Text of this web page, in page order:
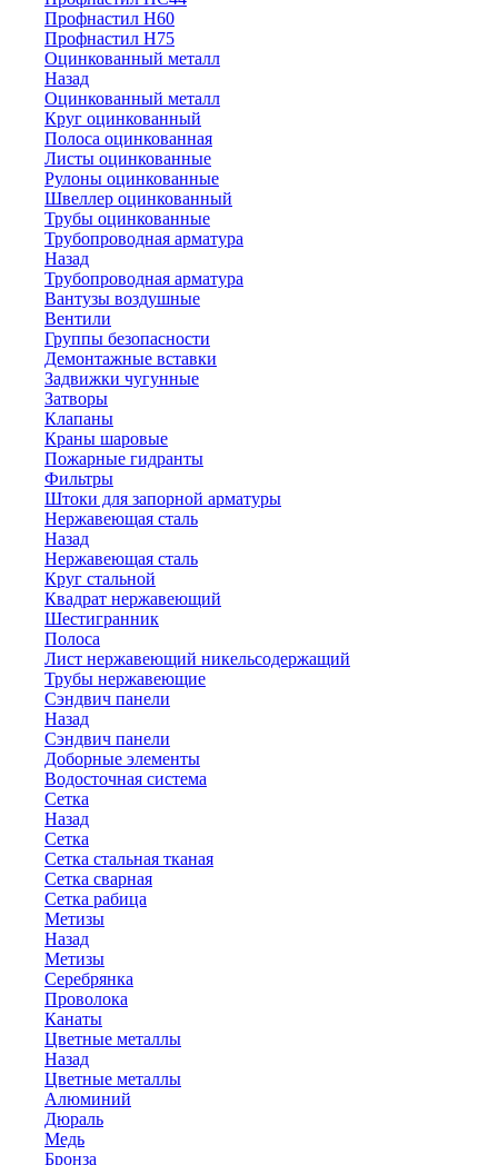
Профнастил Н60
Профнастил Н75
Оцинкованный металл
Назад
Оцинкованный металл
Круг оцинкованный
Полоса оцинкованная
Листы оцинкованные
Рулоны оцинкованные
Швеллер оцинкованный
Трубы оцинкованные
Трубопроводная арматура
Назад
Трубопроводная арматура
Вантузы воздушные
Вентили
Группы безопасности
Демонтажные вставки
Задвижки чугунные
Затворы
Клапаны
Краны шаровые
Пожарные гидранты
Фильтры
Штоки для запорной арматуры
Нержавеющая сталь
Назад
Нержавеющая сталь
Круг стальной
Квадрат нержавеющий
Шестигранник
Полоса
Лист нержавеющий никельсодержащий
Трубы нержавеющие
Сэндвич панели
Назад
Сэндвич панели
Доборные элементы
Водосточная система
Сетка
Назад
Сетка
Сетка стальная тканая
Сетка сварная
Сетка рабица
Метизы
Назад
Метизы
Серебрянка
Проволока
Канаты
Цветные металлы
Назад
Цветные металлы
Алюминий
Дюраль
Медь
Бронза